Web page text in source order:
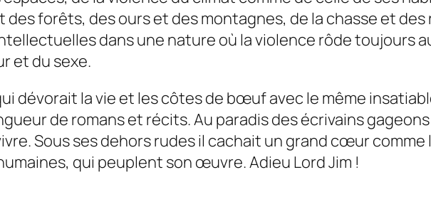
des forêts, des ours et des montagnes, de la chasse et
dans une nature où la violence rôde toujours
et du sexe.
dévorait la vie et les côtes de bœuf avec le même
de romans et récits. Au paradis des écrivains
Sous ses dehors rudes il cachait un grand cœur
qui peuplent son œuvre. Adieu Lord Jim !